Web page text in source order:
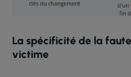
La spécificité de la
victime